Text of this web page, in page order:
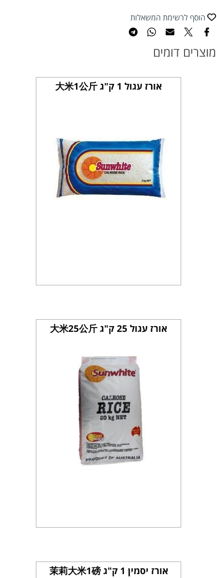
הוסף לרשימת המשאלות
מוצרים דומים
אורז עגול 1 ק"ג 大米1公斤
אורז עגול 25 ק"ג 大米25公斤
אורז יסמין 1 ק"ג 茉莉大米1磅